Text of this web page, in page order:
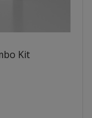
Kit